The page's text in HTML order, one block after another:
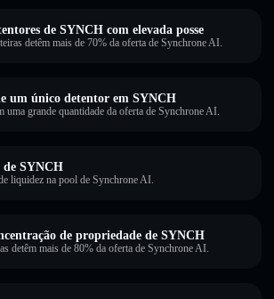
de SYNCH com elevada posse
detêm mais de 70% da oferta de Synchrone AI.
um único detentor em SYNCH
uma grande quantidade da oferta de Synchrone AI.
SYNCH
liquidez na pool de Synchrone AI.
de propriedade de SYNCH
detêm mais de 80% da oferta de Synchrone AI.